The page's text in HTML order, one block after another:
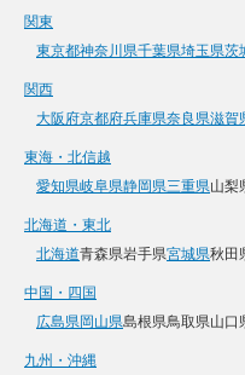
関東
東京都神奈川県千葉県埼玉県茨
関西
大阪府京都府兵庫県奈良県滋賀
東海・北信越
愛知県岐阜県静岡県三重県山梨
北海道・東北
北海道青森県岩手県宮城県秋田
中国・四国
広島県岡山県島根県鳥取県山口
九州・沖縄